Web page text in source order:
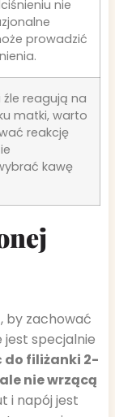
nie
prowadzić
źle reagują na
matki, warto
reakcję
kawę
by zachować
jest specjalnie
do filiżanki 2-
nie wrzącą
i napój jest